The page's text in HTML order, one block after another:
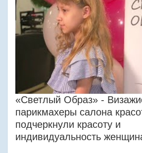
«Светлый Образ» -
парикмахеры салона
подчеркнули красоту и
индивидуальность